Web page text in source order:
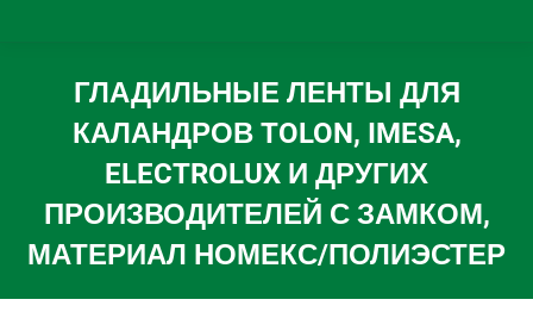
ГЛАДИЛЬНЫЕ ЛЕНТЫ ДЛЯ
КАЛАНДРОВ TOLON, IMESA,
ELECTROLUX И ДРУГИХ
ПРОИЗВОДИТЕЛЕЙ С ЗАМКОМ,
МАТЕРИАЛ НОМЕКС/ПОЛИЭСТЕР
Вы здесь: